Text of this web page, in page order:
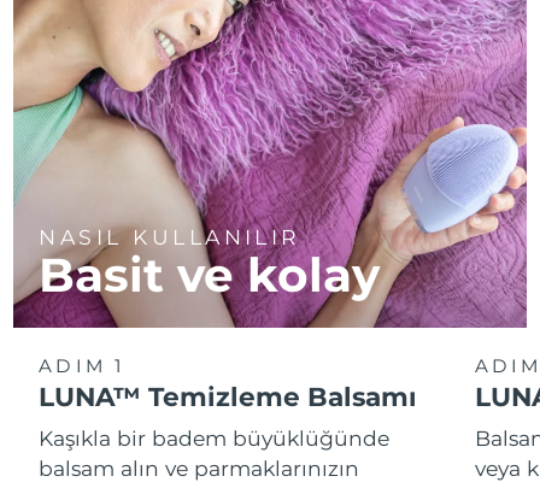
NASIL KULLANILIR
Basit ve kolay
ADIM 1
LUNA™ Temizleme Balsamı
Kaşıkla bir badem büyüklüğünde
balsam alın ve parmaklarınızın
veya